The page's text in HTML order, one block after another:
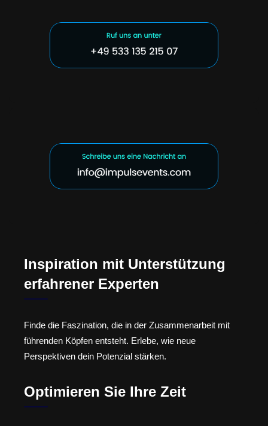
Inspiration mit Unterstützung
erfahrener Experten
Finde die Faszination, die in der Zusammenarbeit mit
führenden Köpfen entsteht. Erlebe, wie neue
Perspektiven dein Potenzial stärken.
Optimieren Sie Ihre Zeit